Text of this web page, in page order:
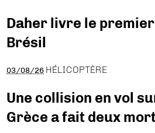
Daher livre le
Brésil
03/08/26 HÉLICOPTÈRE
Une collision en vol
Grèce a fait deux